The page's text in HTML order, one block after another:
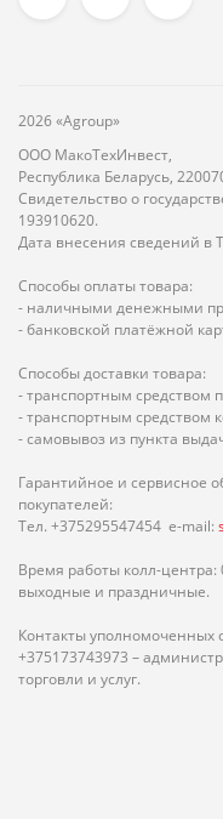
2026 «Agroup»
ООО МакоТехИнвест,
Республика Беларусь,
Свидетельство о
193910620.
Дата внесения сведений в
Способы оплаты товара:
- наличными денежными
- банковской платёжной
Способы доставки товара:
- транспортным средством
- транспортным средством
- самовывоз из пункта
Гарантийное и сервисное
покупателей:
Тел. +375295547454 e-mail:
Время работы колл-центра:
выходные и праздничные.
Контакты уполномоченных
+375173743973 –
торговли и услуг.